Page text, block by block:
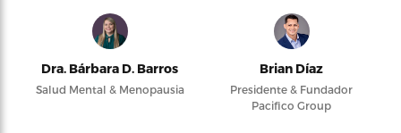
Dra. Bárbara D. Barros
Salud Mental & Menopausia
Brian Díaz
Presidente & Fundador
Pacifico Group